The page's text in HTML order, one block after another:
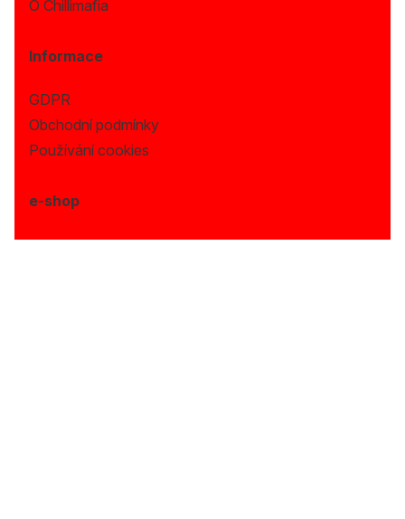
O Chillimafia
Informace
GDPR
Obchodní podmínky
Používání cookies
e-shop
Provozní doba: